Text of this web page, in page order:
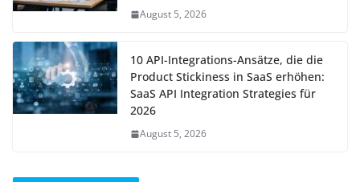
August 5, 2026
10 API-Integrations-Ansätze, die die
Product Stickiness in SaaS erhöhen:
SaaS API Integration Strategies für
2026
August 5, 2026